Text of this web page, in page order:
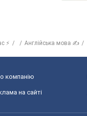
⚡ Англійська мова ✍
компанію
на сайті